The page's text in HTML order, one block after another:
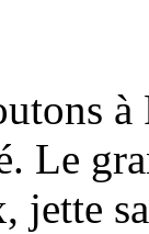
Le
jette